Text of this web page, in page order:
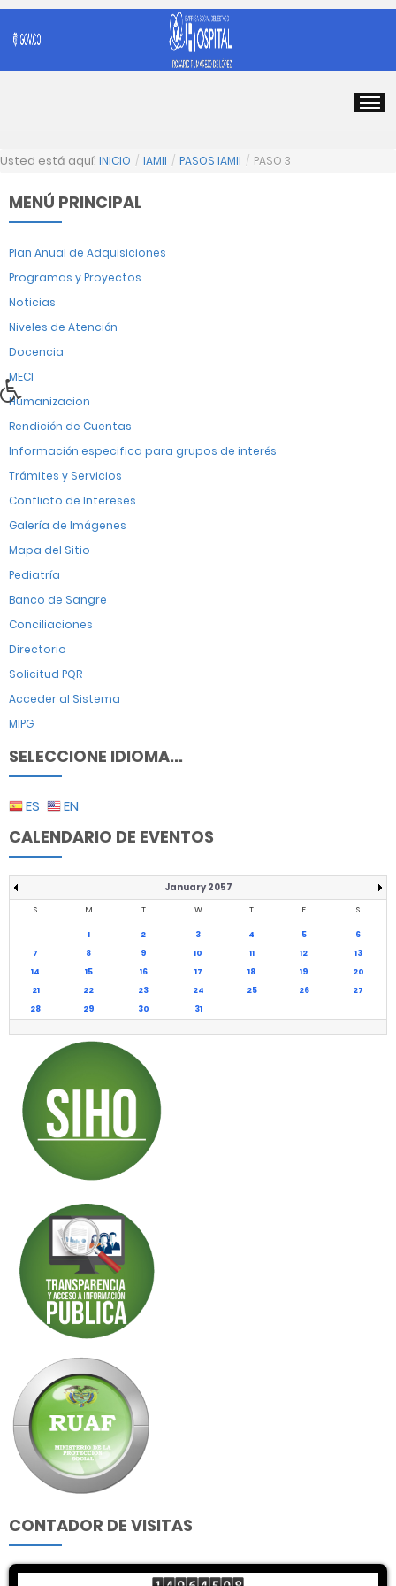
Usted está aquí: INICIO / IAMII / PASOS IAMII / PASO 3
MENÚ PRINCIPAL
Plan Anual de Adquisiciones
Programas y Proyectos
Noticias
Niveles de Atención
Docencia
MECI
Humanizacion
Rendición de Cuentas
Información especifica para grupos de interés
Trámites y Servicios
Conflicto de Intereses
Galería de Imágenes
Mapa del Sitio
Pediatría
Banco de Sangre
Conciliaciones
Directorio
Solicitud PQR
Acceder al Sistema
MIPG
SELECCIONE IDIOMA...
ES EN
CALENDARIO DE EVENTOS
January 2057
S M T W T F S
1 2 3 4 5
6
7
8 9 10 11 12
13
14
15 16 17 18 19
20
21
22 23 24 25 26
27
28
29 30 31
CONTADOR DE VISITAS